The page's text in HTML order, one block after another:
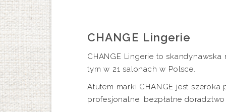
CHANGE Lingerie
CHANGE Lingerie to
tym w 21 salonach w Polsce.
Atutem marki CHANGE jest
profesjonalne, bezpłatne